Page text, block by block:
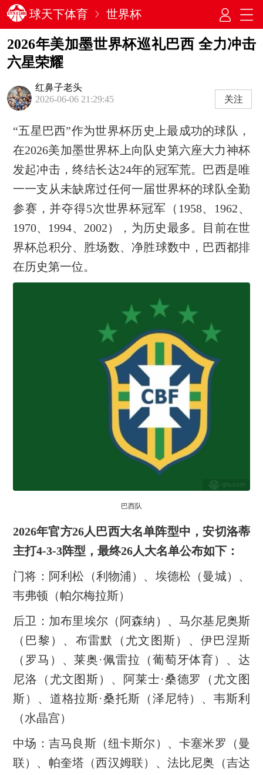
球天下体育 世界杯
2026年美加墨世界杯巡礼巴西 全力冲击
六星荣耀
红鼻子老头
2026-06-06 21:29:45
关注
“五星巴西”作为世界杯历史上最成功的球队，
在2026美加墨世界杯上向队史‌第六座大力神杯‌
发起冲击，终结长达24年的冠军荒。巴西是唯
一一支从未缺席过任何一届世界杯的球队全勤
参赛，并夺得5次世界杯冠军（1958、1962、
1970、1994、2002），为历史最多。目前在世
界杯总积分、胜场数、净胜球数中，巴西都排
在历史第一位。
巴西队
2026年官方26人巴西大名单阵型中，安切洛蒂
主打‌4-3-3‌阵型，最终26人大名单公布如下：
‌门将‌：阿利松（利物浦）、埃德松（曼城）、
韦弗顿（帕尔梅拉斯）
‌后卫‌：加布里埃尔（阿森纳）、马尔基尼奥斯
（巴黎）、布雷默（尤文图斯）、伊巴涅斯
（罗马）、莱奥·佩雷拉（葡萄牙体育）、达
尼洛（尤文图斯）、阿莱士·桑德罗（尤文图
斯）、道格拉斯·桑托斯（泽尼特）、韦斯利
（水晶宫）
‌中场‌：吉马良斯（纽卡斯尔）、卡塞米罗（曼
联）、帕奎塔（西汉姆联）、法比尼奥（吉达